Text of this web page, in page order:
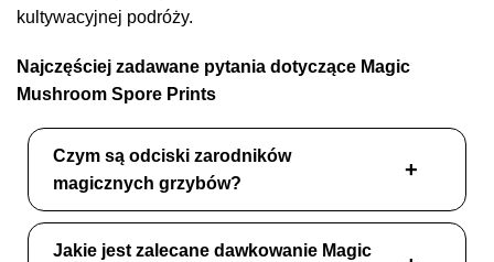
kultywacyjnej podróży.
Najczęściej zadawane pytania dotyczące Magic
Mushroom Spore Prints
Czym są odciski zarodników
magicznych grzybów?
Jakie jest zalecane dawkowanie Magic